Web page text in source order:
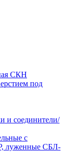
СКН
под
и соединители/
с
луженные СБЛ-